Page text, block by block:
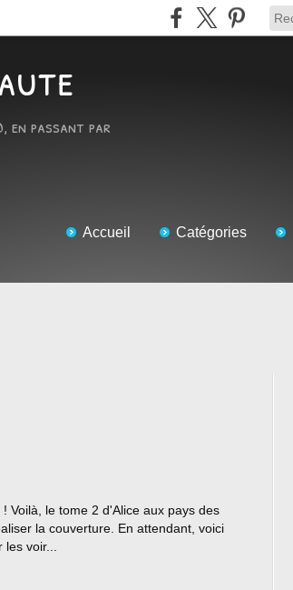
en passant par
Accueil Catégories
Voilà, le tome 2 d'Alice aux pays des
la couverture. En attendant, voici
voir...